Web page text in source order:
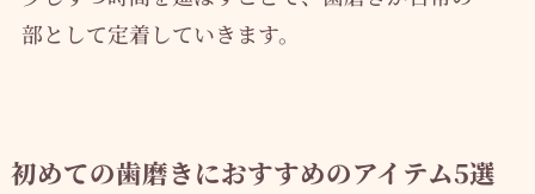
部として定着していきます。
初めての歯磨きにおすすめのアイテム5選